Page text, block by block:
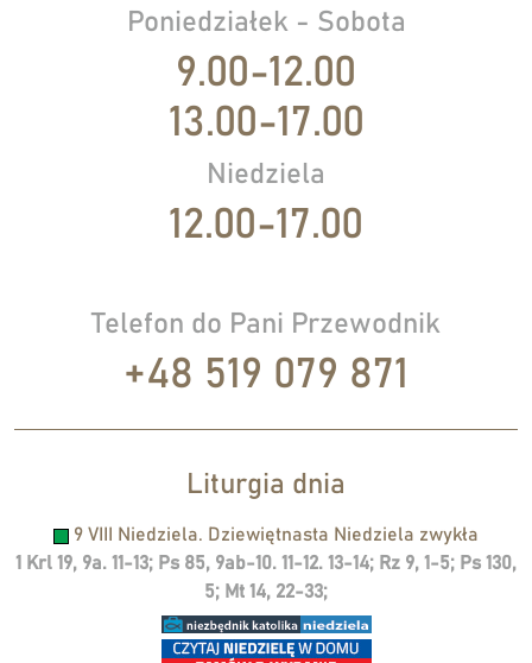
Poniedziałek - Sobota
9.00-12.00
13.00-17.00
Niedziela
12.00-17.00
Telefon do Pani Przewodnik
+48 519 079 871
Liturgia dnia
9 VIII Niedziela. Dziewiętnasta Niedziela zwykła
1 Krl 19, 9a. 11-13; Ps 85, 9ab-10. 11-12. 13-14; Rz 9, 1-5; Ps 130,
5; Mt 14, 22-33;